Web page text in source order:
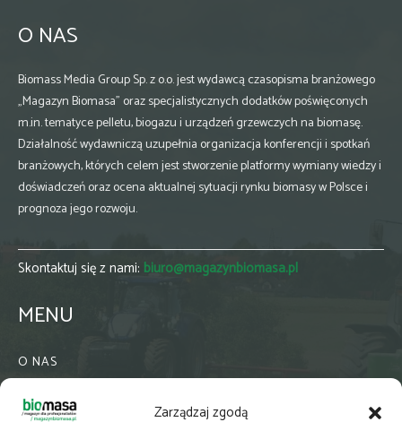
Zarządzaj zgodą
O NAS
Biomass Media Group Sp. z o.o. jest wydawcą czasopisma branżowego
„Magazyn Biomasa” oraz specjalistycznych dodatków poświęconych
m.in. tematyce pelletu, biogazu i urządzeń grzewczych na biomasę.
Działalność wydawniczą uzupełnia organizacja konferencji i spotkań
branżowych, których celem jest stworzenie platformy wymiany wiedzy i
doświadczeń oraz ocena aktualnej sytuacji rynku biomasy w Polsce i
prognoza jego rozwoju.
Skontaktuj się z nami: biuro@magazynbiomasa.pl
MENU
O NAS
WSPÓŁPRACA